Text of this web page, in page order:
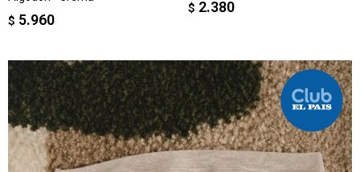
$ 5.960
$ 2.380